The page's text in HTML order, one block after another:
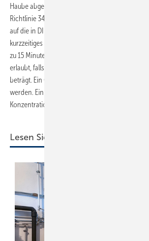
Haube abgedeckt ist. Dies entspricht den
Richtlinie 3464. Laut Technischer Regel für
auf die in DIN EN ISO 20023 verwiesen wird, ist
kurzzeitiges Betreten unterirdischer
zu 15 Minuten in Anwesenheit einer
erlaubt, falls die CO-­Konzentration im Lager
beträgt. Ein CO-Warngerät muss eingeschaltet
werden. Ein längerer Aufenthalt im Lager ist nur
Konzentration unter 30 ppm liegt.
Lesen Sie auch: